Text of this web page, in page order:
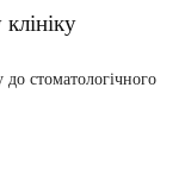
до стоматологічного